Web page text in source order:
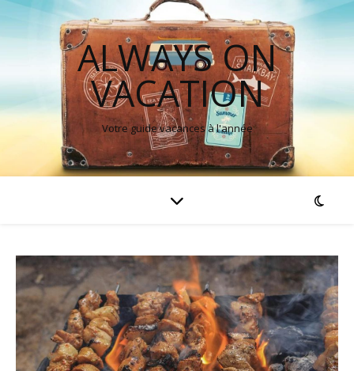
ALWAYS ON
VACATION
Votre guide vacances à l'année